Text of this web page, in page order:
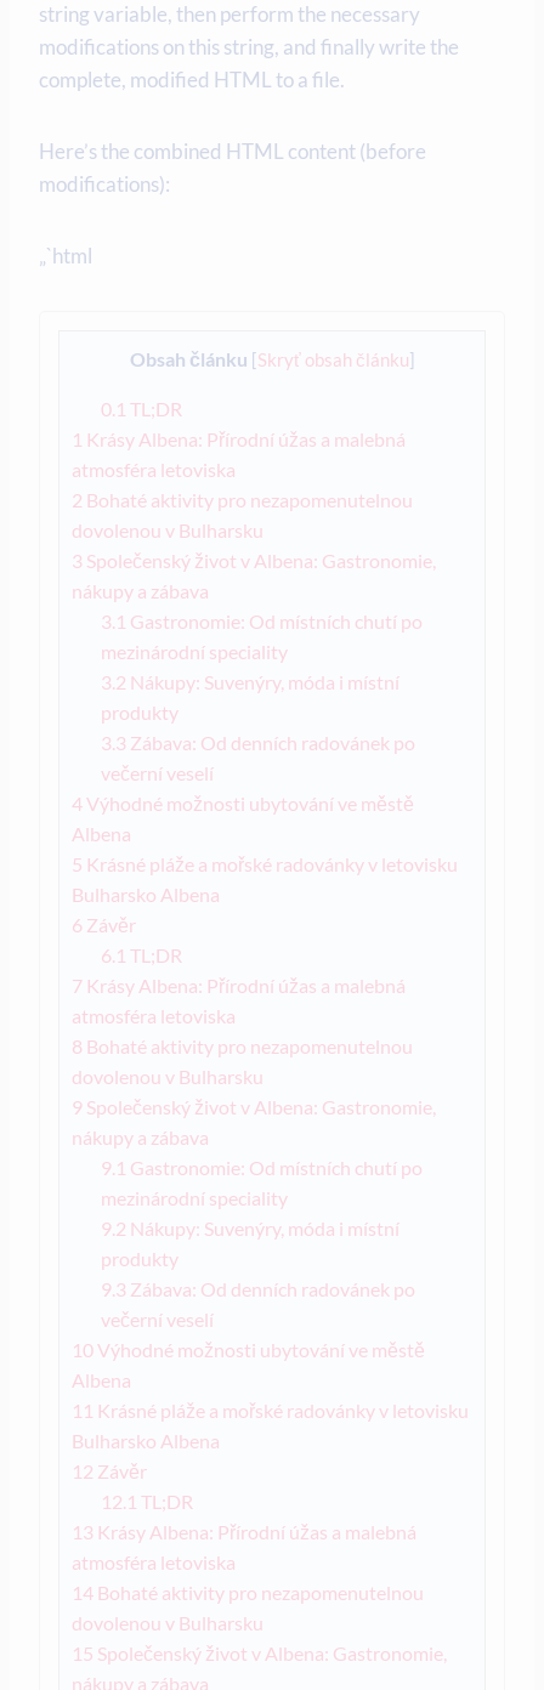
string variable, then perform the necessary
modifications on this string, and finally write the
complete, modified HTML to a file.
Here’s the combined HTML content (before
modifications):
„`html
Obsah článku [Skryť obsah článku]
0.1 TL;DR
1 Krásy Albena: Přírodní úžas a malebná
atmosféra letoviska
2 Bohaté aktivity pro nezapomenutelnou
dovolenou v Bulharsku
3 Společenský život v Albena: Gastronomie,
nákupy a zábava
3.1 Gastronomie: Od místních chutí po
mezinárodní speciality
3.2 Nákupy: Suvenýry, móda i místní
produkty
3.3 Zábava: Od denních radovánek po
večerní veselí
4Výhodné možnosti ubytování ve městě
Albena
5 Krásné pláže a mořské radovánky v letovisku
Bulharsko Albena
6 Závěr
6.1 TL;DR
7 Krásy Albena: Přírodní úžas a malebná
atmosféra letoviska
8 Bohaté aktivity pro nezapomenutelnou
dovolenou v Bulharsku
9 Společenský život v Albena: Gastronomie,
nákupy a zábava
9.1 Gastronomie: Od místních chutí po
mezinárodní speciality
9.2 Nákupy: Suvenýry, móda i místní
produkty
9.3 Zábava: Od denních radovánek po
večerní veselí
10Výhodné možnosti ubytování ve městě
Albena
11 Krásné pláže a mořské radovánky v letovisku
Bulharsko Albena
12 Závěr
12.1 TL;DR
13 Krásy Albena: Přírodní úžas a malebná
atmosféra letoviska
14 Bohaté aktivity pro nezapomenutelnou
dovolenou v Bulharsku
15 Společenský život v Albena: Gastronomie,
nákupy a zábava